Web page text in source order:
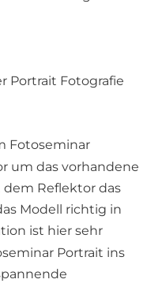
Portrait Fotografie
Fotoseminar
um das vorhandene
Reflektor das
Modell richtig in
ist hier sehr
Portrait ins